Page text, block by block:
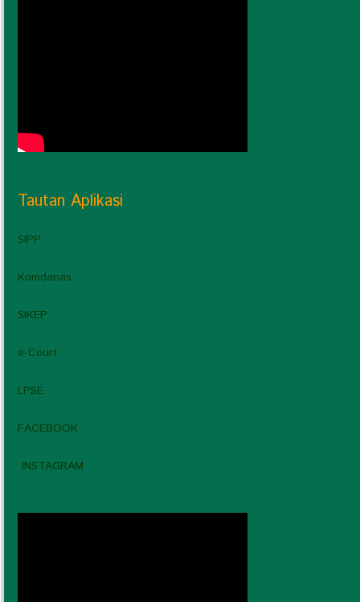
Tautan Aplikasi
SIPP
Komdanas
SIKEP
e-Court
LPSE
FACEBOOK
INSTAGRAM